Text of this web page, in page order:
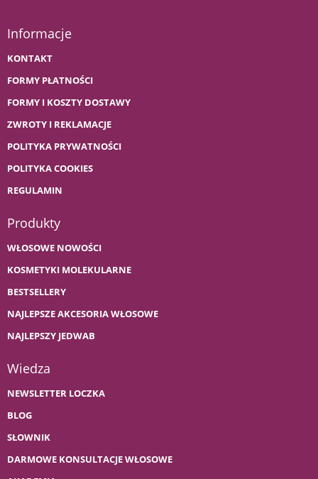
Informacje
KONTAKT
FORMY PŁATNOŚCI
FORMY I KOSZTY DOSTAWY
ZWROTY I REKLAMACJE
POLITYKA PRYWATNOŚCI
POLITYKA COOKIES
REGULAMIN
Produkty
WŁOSOWE NOWOŚCI
KOSMETYKI MOLEKULARNE
BESTSELLERY
NAJLEPSZE AKCESORIA WŁOSOWE
NAJLEPSZY JEDWAB
Wiedza
NEWSLETTER LOCZKA
BLOG
SŁOWNIK
DARMOWE KONSULTACJE WŁOSOWE